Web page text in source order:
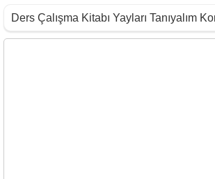
Ders Çalışma Kitabı Yayları Tanıyalım